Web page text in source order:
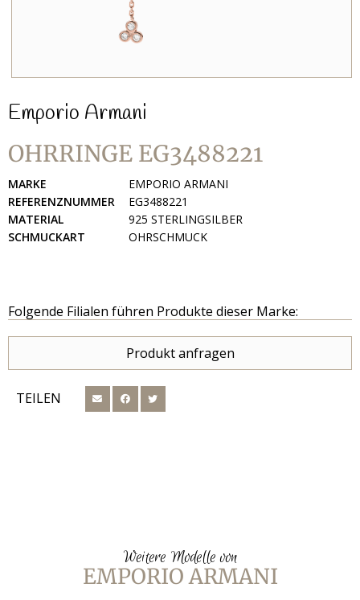
Emporio Armani
OHRRINGE EG3488221
MARKE
EMPORIO ARMANI
REFERENZNUMMER
EG3488221
MATERIAL
925 STERLINGSILBER
SCHMUCKART
OHRSCHMUCK
Folgende Filialen führen Produkte dieser Marke:
Produkt anfragen
TEILEN
Weitere Modelle von
EMPORIO ARMANI